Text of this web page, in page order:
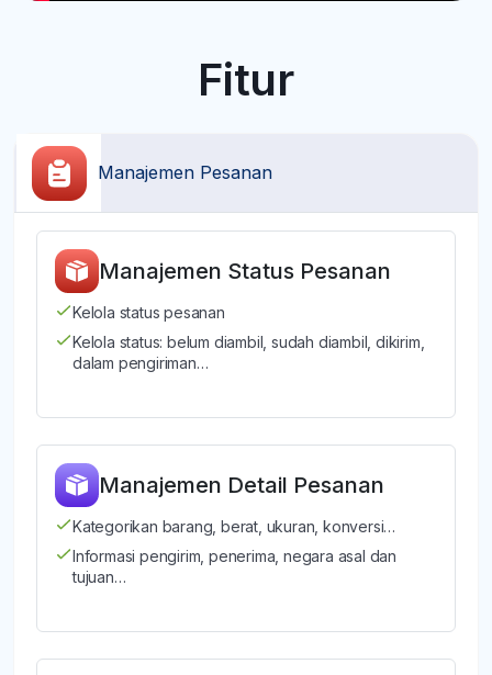
Fitur
Manajemen Pesanan
Manajemen Status Pesanan
Kelola status pesanan
Kelola status: belum diambil, sudah diambil, dikirim,
dalam pengiriman…
Manajemen Detail Pesanan
Kategorikan barang, berat, ukuran, konversi…
Informasi pengirim, penerima, negara asal dan
tujuan…